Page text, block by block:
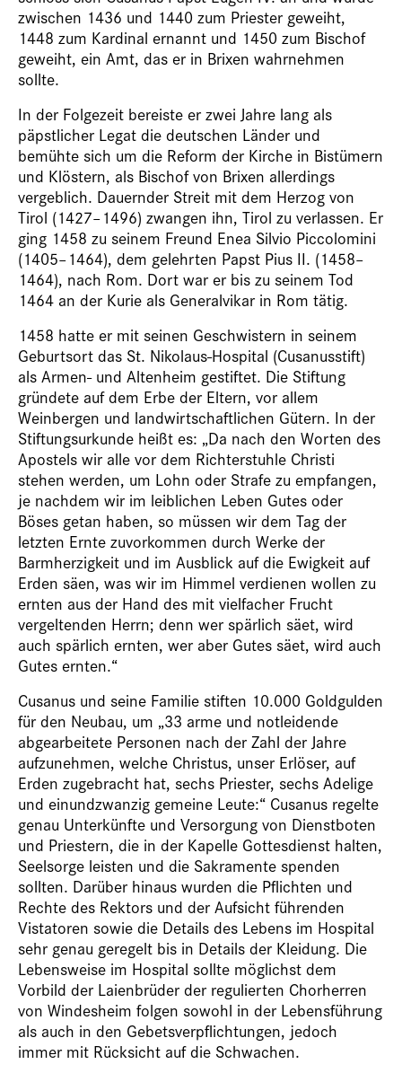
zwischen 1436 und 1440 zum Priester geweiht,
1448 zum Kardinal ernannt und 1450 zum Bischof
geweiht, ein Amt, das er in Brixen wahrnehmen
sollte.
In der Folgezeit bereiste er zwei Jahre lang als
päpstlicher Legat die deutschen Länder und
bemühte sich um die Reform der Kirche in Bistümern
und Klöstern, als Bischof von Brixen allerdings
vergeblich. Dauernder Streit mit dem Herzog von
Tirol (1427–1496) zwangen ihn, Tirol zu verlassen. Er
ging 1458 zu seinem Freund Enea Silvio Piccolomini
(1405–1464), dem gelehrten Papst Pius II. (1458–
1464), nach Rom. Dort war er bis zu seinem Tod
1464 an der Kurie als Generalvikar in Rom tätig.
1458 hatte er mit seinen Geschwistern in seinem
Geburtsort das St. Nikolaus-Hospital (Cusanusstift)
als Armen- und Altenheim gestiftet. Die Stiftung
gründete auf dem Erbe der Eltern, vor allem
Weinbergen und landwirtschaftlichen Gütern. In der
Stiftungsurkunde heißt es: „Da nach den Worten des
Apostels wir alle vor dem Richterstuhle Christi
stehen werden, um Lohn oder Strafe zu empfangen,
je nachdem wir im leiblichen Leben Gutes oder
Böses getan haben, so müssen wir dem Tag der
letzten Ernte zuvorkommen durch Werke der
Barmherzigkeit und im Ausblick auf die Ewigkeit auf
Erden säen, was wir im Himmel verdienen wollen zu
ernten aus der Hand des mit vielfacher Frucht
vergeltenden Herrn; denn wer spärlich säet, wird
auch spärlich ernten, wer aber Gutes säet, wird auch
Gutes ernten.“
Cusanus und seine Familie stiften 10.000 Goldgulden
für den Neubau, um „33 arme und notleidende
abgearbeitete Personen nach der Zahl der Jahre
aufzunehmen, welche Christus, unser Erlöser, auf
Erden zugebracht hat, sechs Priester, sechs Adelige
und einundzwanzig gemeine Leute:“ Cusanus regelte
genau Unterkünfte und Versorgung von Dienstboten
und Priestern, die in der Kapelle Gottesdienst halten,
Seelsorge leisten und die Sakramente spenden
sollten. Darüber hinaus wurden die Pflichten und
Rechte des Rektors und der Aufsicht führenden
Vistatoren sowie die Details des Lebens im Hospital
sehr genau geregelt bis in Details der Kleidung. Die
Lebensweise im Hospital sollte möglichst dem
Vorbild der Laienbrüder der regulierten Chorherren
von Windesheim folgen sowohl in der Lebensführung
als auch in den Gebetsverpflichtungen, jedoch
immer mit Rücksicht auf die Schwachen.